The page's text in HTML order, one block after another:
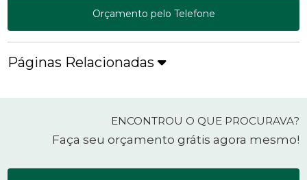
Orçamento pelo Telefone
Páginas Relacionadas
ENCONTROU O QUE PROCURAVA?
Faça seu orçamento grátis agora mesmo!